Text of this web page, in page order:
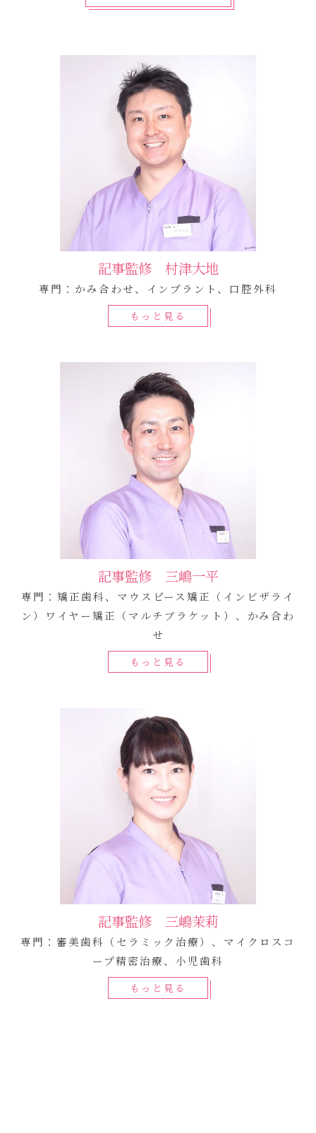
記事監修 村津大地
専門：かみ合わせ、インプラント、口腔外科
もっと見る
記事監修 三嶋一平
専門：矯正歯科、マウスピース矯正（インビザライ
ン）ワイヤー矯正（マルチブラケット）、かみ合わ
せ
もっと見る
記事監修 三嶋茉莉
専門：審美歯科（セラミック治療）、マイクロスコ
ープ精密治療、小児歯科
もっと見る